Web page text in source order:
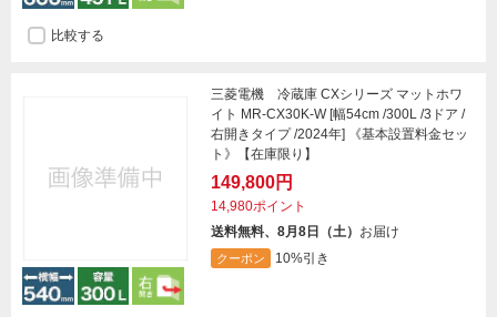
比較する
三菱電機 冷蔵庫 CXシリーズ マットホワ
イト MR-CX30K-W [幅54cm /300L /3ドア /
右開きタイプ /2024年] 《基本設置料金セッ
ト》【在庫限り】
149,800円
14,980ポイント
送料無料、8月8日（土） お届け
クーポン 10%引き